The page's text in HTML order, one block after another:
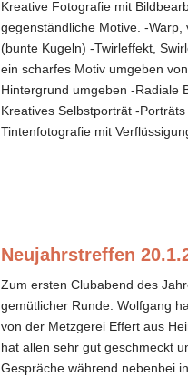
Kreative Fotografie mit
gegenständliche Motive. -Warp,
(bunte Kugeln) -Twirleffekt,
ein scharfes Motiv umgeben
Hintergrund umgeben -Radiale
Kreatives Selbstporträt -Porträts
Tintenfotografie mit
Neujahrstreffen
Zum ersten Clubabend des
gemütlicher Runde. Wolfgang
von der Metzgerei Effert aus
hat allen sehr gut geschmeckt
Gespräche während nebenbei